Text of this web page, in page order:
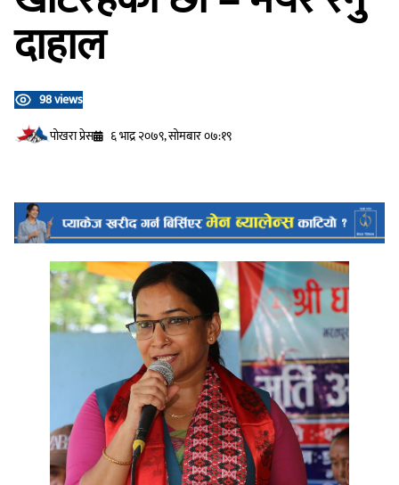
दाहाल
98 views
प‍ोखरा प्रेस
६ भाद्र २०७९, सोमबार ०७:१९